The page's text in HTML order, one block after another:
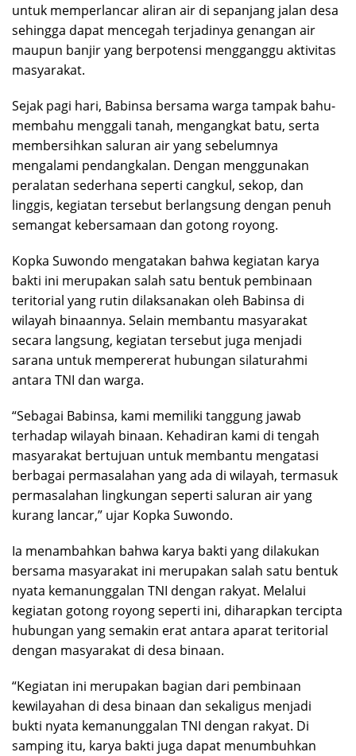
untuk memperlancar aliran air di sepanjang jalan desa
sehingga dapat mencegah terjadinya genangan air
maupun banjir yang berpotensi mengganggu aktivitas
masyarakat.
Sejak pagi hari, Babinsa bersama warga tampak bahu-
membahu menggali tanah, mengangkat batu, serta
membersihkan saluran air yang sebelumnya
mengalami pendangkalan. Dengan menggunakan
peralatan sederhana seperti cangkul, sekop, dan
linggis, kegiatan tersebut berlangsung dengan penuh
semangat kebersamaan dan gotong royong.
Kopka Suwondo mengatakan bahwa kegiatan karya
bakti ini merupakan salah satu bentuk pembinaan
teritorial yang rutin dilaksanakan oleh Babinsa di
wilayah binaannya. Selain membantu masyarakat
secara langsung, kegiatan tersebut juga menjadi
sarana untuk mempererat hubungan silaturahmi
antara TNI dan warga.
“Sebagai Babinsa, kami memiliki tanggung jawab
terhadap wilayah binaan. Kehadiran kami di tengah
masyarakat bertujuan untuk membantu mengatasi
berbagai permasalahan yang ada di wilayah, termasuk
permasalahan lingkungan seperti saluran air yang
kurang lancar,” ujar Kopka Suwondo.
Ia menambahkan bahwa karya bakti yang dilakukan
bersama masyarakat ini merupakan salah satu bentuk
nyata kemanunggalan TNI dengan rakyat. Melalui
kegiatan gotong royong seperti ini, diharapkan tercipta
hubungan yang semakin erat antara aparat teritorial
dengan masyarakat di desa binaan.
“Kegiatan ini merupakan bagian dari pembinaan
kewilayahan di desa binaan dan sekaligus menjadi
bukti nyata kemanunggalan TNI dengan rakyat. Di
samping itu, karya bakti juga dapat menumbuhkan